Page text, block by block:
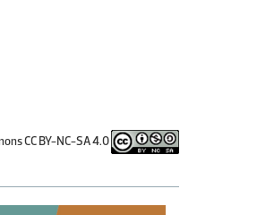
CC BY-NC-SA 4.0